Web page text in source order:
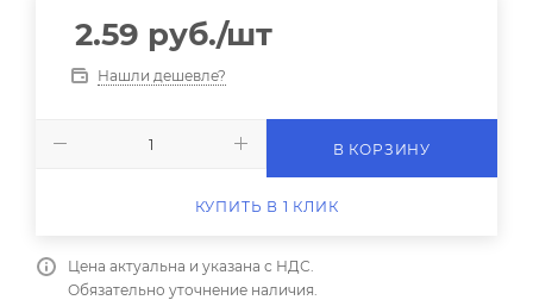
2.59 руб./шт
Нашли дешевле?
В КОРЗИНУ
КУПИТЬ В 1 КЛИК
Цена актуальна и указана с НДС.
Обязательно уточнение наличия.